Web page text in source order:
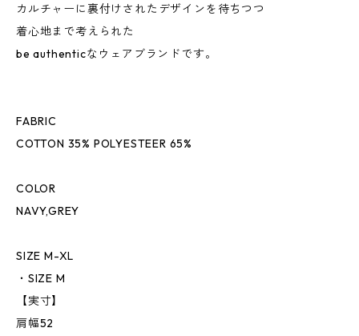
カルチャーに裏付けされたデザインを待ちつつ
着心地まで考えられた
be authenticなウェアブランドです。
FABRIC
COTTON 35% POLYESTEER 65%
COLOR
NAVY,GREY
SIZE M-XL
・SIZE M
【実寸】
肩幅52